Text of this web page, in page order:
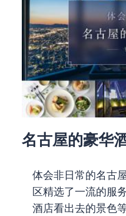
名古屋的豪华
体会非日常的名古
区精选了一流的服
酒店看出去的景色